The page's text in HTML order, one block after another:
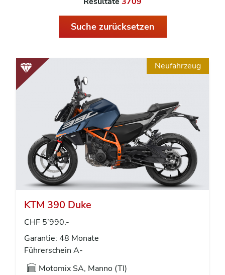
Suche zurücksetzen
Neufahrzeug
KTM 390 Duke
CHF 5’990.-
Garantie: 48 Monate
Führerschein A-
Motomix SA, Manno (TI)